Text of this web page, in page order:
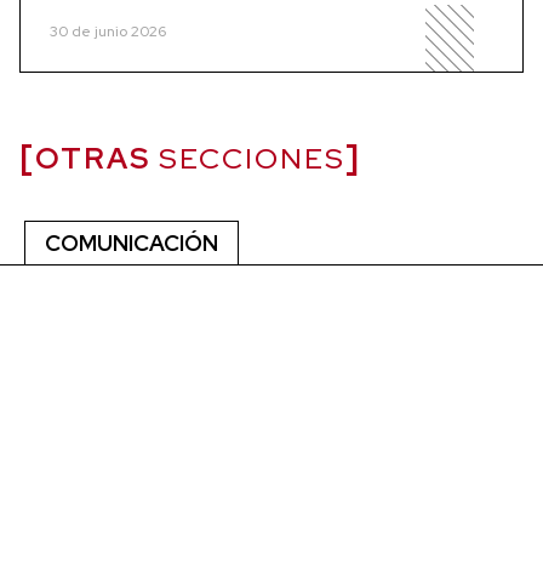
30 de junio 2026
OTRAS SECCIONES
COMUNICACIÓN